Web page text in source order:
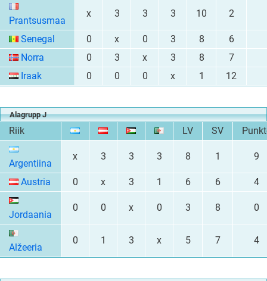
Prantsusmaa
x 3 3 3 10 2
Senegal 0 x 0 3 8
6
Norra
0 3 x 3 8
7
Iraak
0 0 0 x 1 12
Alagrupp J
Riik LV SV
Argentiina
x 3 3 3 8 1 9
Austria 0 x 3 1 6 6 4
Jordaania
0 0 x 0 3 8 0
Alžeeria
0 1 3 x 5 7 4